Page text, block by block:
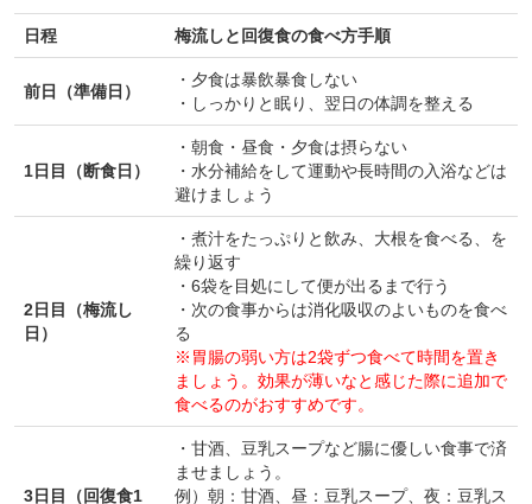
日程 梅流しと回復食の食べ方手順
前日（準備日）
・夕食は暴飲暴食しない
・しっかりと眠り、翌日の体調を整える
1日目（断食日）
・朝食・昼食・夕食は摂らない
・水分補給をして運動や長時間の入浴などは
避けましょう
2日目（梅流し
日）
・煮汁をたっぷりと飲み、大根を食べる、を
繰り返す
・6袋を目処にして便が出るまで行う
・次の食事からは消化吸収のよいものを食べ
る
※胃腸の弱い方は2袋ずつ食べて時間を置き
ましょう。効果が薄いなと感じた際に追加で
食べるのがおすすめです。
3日目（回復食1
・甘酒、豆乳スープなど腸に優しい食事で済
ませましょう。
例）朝：甘酒、昼：豆乳スープ、夜：豆乳ス